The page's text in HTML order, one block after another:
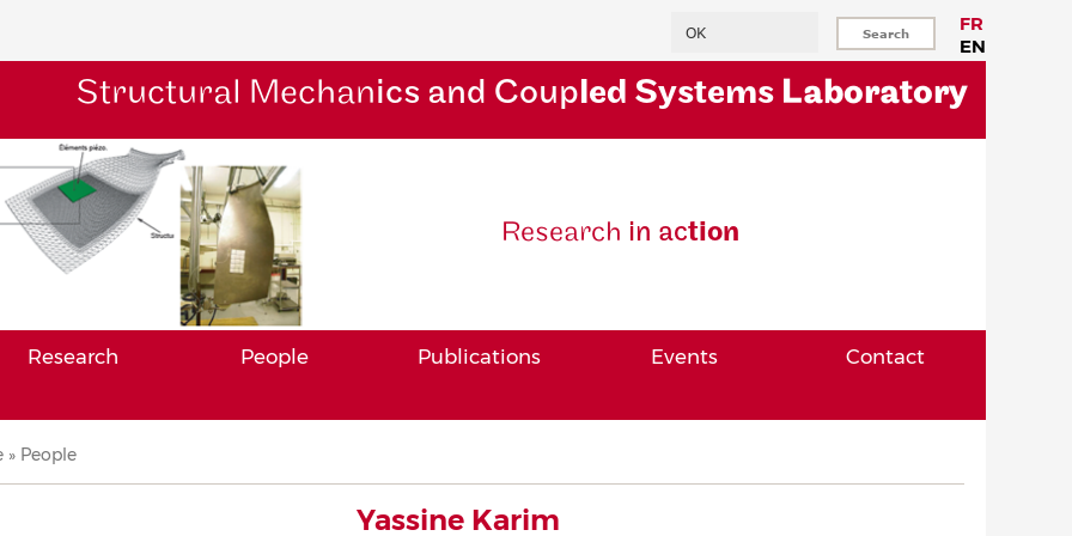
FR
EN
Structural Mechanics and Coupled Systems Laboratory
Research in action
Research People Publications Events Contact
People
Yassine Karim